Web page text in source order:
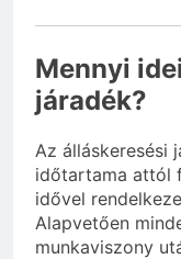
Mennyi
járadék?
Az álláskeresési
időtartama attól
idővel
Alapvetően
munkaviszony